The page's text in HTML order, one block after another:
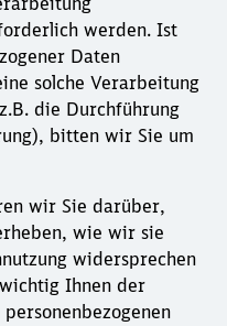
werden. Ist
Daten
solche Verarbeitung
die Durchführung
bitten wir Sie um
wir Sie darüber,
wie wir sie
widersprechen
Ihnen der